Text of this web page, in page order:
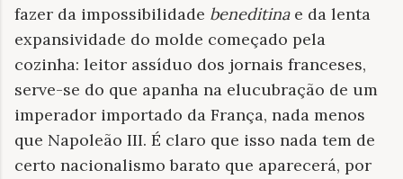
fazer da impossibilidade beneditinae da lenta
expansividade do molde começado pela
cozinha: leitor assíduo dos jornais franceses,
serve-se do que apanha na elucubração de um
imperador importado da França, nada menos
que Napoleão III. É claro que isso nada tem de
certo nacionalismo barato que aparecerá, por